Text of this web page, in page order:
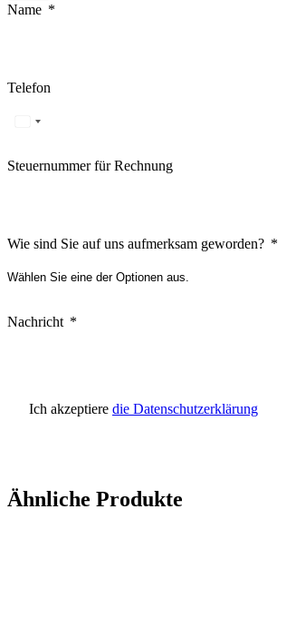
Name
Telefon
Steuernummer für Rechnung
Wie sind Sie auf uns aufmerksam geworden?
Nachricht
Ich akzeptiere die Datenschutzerklärung
Ähnliche Produkte